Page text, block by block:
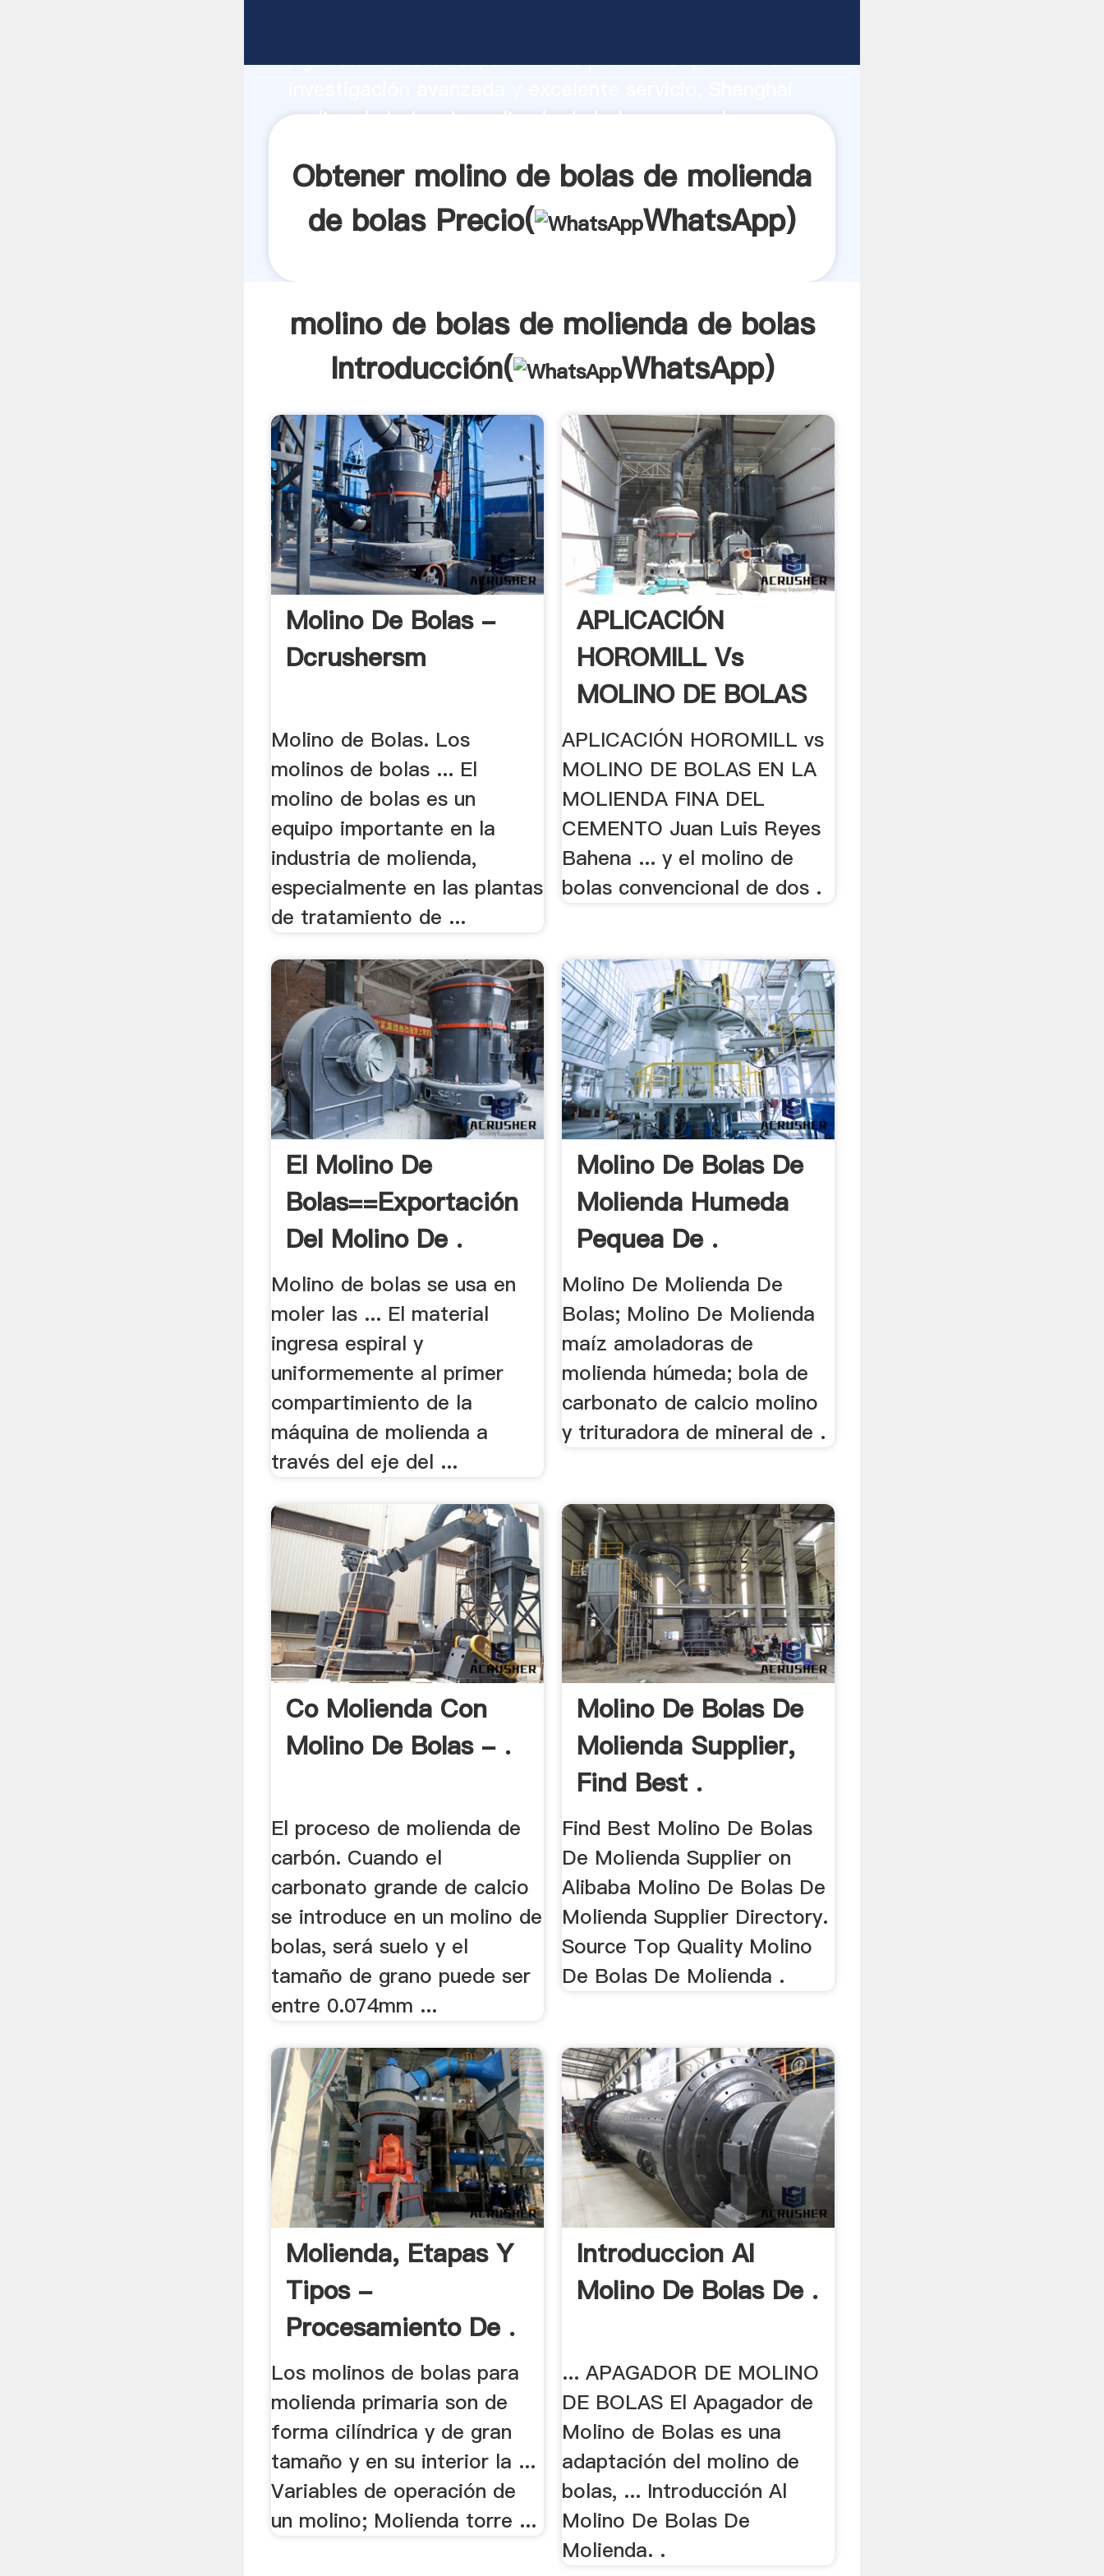
Agarrando fuerte capacidad de producción, fuerza de
molino de bolas de molienda de bolas proveedor crea
Obtener molino de bolas de molienda
de bolas Precio(
WhatsApp)
molino de bolas de molienda de bolas
Introducción(
WhatsApp)
Molino De Bolas -
Dcrushersm
Molino de Bolas. Los
molinos de bolas ... El
molino de bolas es un
equipo importante en la
industria de molienda,
especialmente en las plantas
de tratamiento de ...
APLICACIÓN
HOROMILL Vs
MOLINO DE BOLAS
EN LA .
APLICACIÓN HOROMILL vs
MOLINO DE BOLAS EN LA
MOLIENDA FINA DEL
CEMENTO Juan Luis Reyes
Bahena ... y el molino de
bolas convencional de dos .
El Molino De
Bolas==Exportación
Del Molino De .
Molino de bolas se usa en
moler las ... El material
ingresa espiral y
uniformemente al primer
compartimiento de la
máquina de molienda a
través del eje del ...
Molino De Bolas De
Molienda Humeda
Pequea De .
Molino De Molienda De
Bolas; Molino De Molienda
maíz amoladoras de
molienda húmeda; bola de
carbonato de calcio molino
y trituradora de mineral de .
Co Molienda Con
Molino De Bolas - .
El proceso de molienda de
carbón. Cuando el
carbonato grande de calcio
se introduce en un molino de
bolas, será suelo y el
tamaño de grano puede ser
entre 0.074mm ...
Molino De Bolas De
Molienda Supplier,
Find Best .
Find Best Molino De Bolas
De Molienda Supplier on
Alibaba Molino De Bolas De
Molienda Supplier Directory.
Source Top Quality Molino
De Bolas De Molienda .
Molienda, Etapas Y
Tipos -
Procesamiento De .
Los molinos de bolas para
molienda primaria son de
forma cilíndrica y de gran
tamaño y en su interior la ...
Variables de operación de
un molino; Molienda torre ...
Introduccion Al
Molino De Bolas De .
... APAGADOR DE MOLINO
DE BOLAS El Apagador de
Molino de Bolas es una
adaptación del molino de
bolas, ... Introducción Al
Molino De Bolas De
Molienda. .